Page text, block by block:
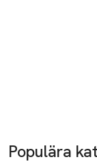
Populära